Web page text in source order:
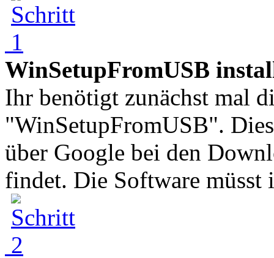
WinSetupFromUSB
Ihr benötigt zunächst mal
"WinSetupFromUSB".
über Google bei den
findet. Die Software